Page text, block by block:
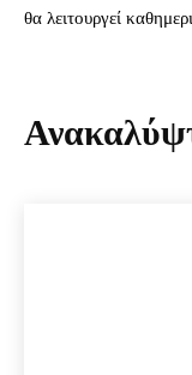
θα λειτουργεί